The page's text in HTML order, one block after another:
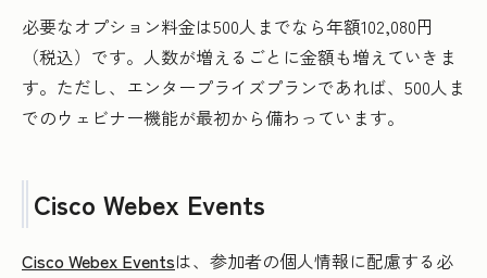
必要なオプション料金は500人までなら年額102,080円
（税込）です。人数が増えるごとに金額も増えていきま
す。ただし、エンタープライズプランであれば、500人ま
でのウェビナー機能が最初から備わっています。
Cisco Webex Events
Cisco Webex Eventsは、参加者の個人情報に配慮する必